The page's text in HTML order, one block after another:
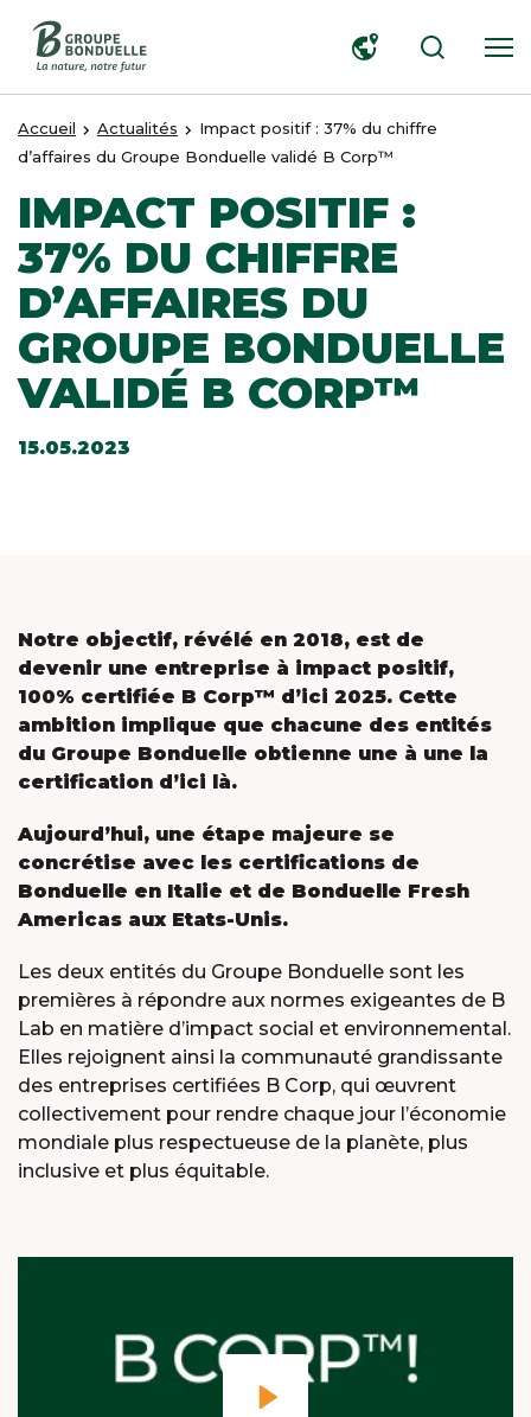
Accueil Actualités
Impact positif : 37% du chiffre
d’affaires du Groupe Bonduelle validé B Corp™
IMPACT POSITIF :
37% DU CHIFFRE
D’AFFAIRES DU
GROUPE BONDUELLE
VALIDÉ B CORP™
15.05.2023
Notre objectif, révélé en 2018, est de
devenir une entreprise à impact positif,
100% certifiée B Corp™ d’ici 2025. Cette
ambition implique que chacune des entités
du Groupe Bonduelle obtienne une à une la
certification d’ici là.
Aujourd’hui, une étape majeure se
concrétise avec les certifications de
Bonduelle en Italie et de Bonduelle Fresh
Americas aux Etats-Unis.
Les deux entités du Groupe Bonduelle sont les
premières à répondre aux normes exigeantes de B
Lab en matière d’impact social et environnemental.
Elles rejoignent ainsi la communauté grandissante
des entreprises certifiées B Corp, qui œuvrent
collectivement pour rendre chaque jour l’économie
mondiale plus respectueuse de la planète, plus
inclusive et plus équitable.
FRIENDLY FOOD
PACKAGING